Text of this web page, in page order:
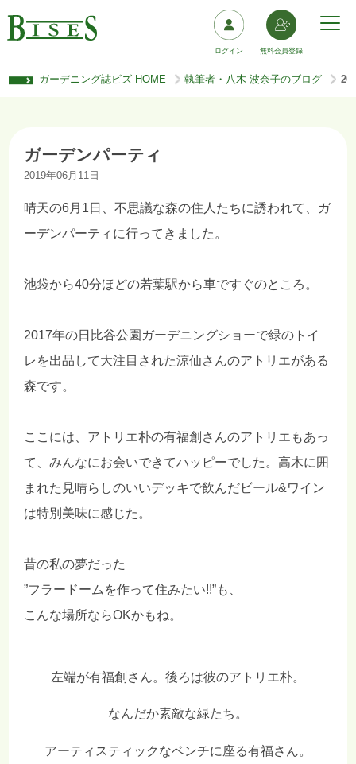
ログイン 無料会員登録
ガーデニング誌ビズ HOME > 執筆者・八木 波奈子のブログ >
ガーデンパーティ
2019年06月11日
晴天の6月1日、不思議な森の住人たちに誘われて、ガ
ーデンパーティに行ってきました。
池袋から40分ほどの若葉駅から車ですぐのところ。
2017年の日比谷公園ガーデニングショーで緑のトイ
レを出品して大注目された涼仙さんのアトリエがある
森です。
ここには、アトリエ朴の有福創さんのアトリエもあっ
て、みんなにお会いできてハッピーでした。高木に囲
まれた見晴らしのいいデッキで飲んだビール&ワイン
は特別美味に感じた。
昔の私の夢だった
”フラードームを作って住みたい!!”も、
こんな場所ならOKかもね。
左端が有福創さん。後ろは彼のアトリエ朴。
なんだか素敵な緑たち。
アーティスティックなベンチに座る有福さん。